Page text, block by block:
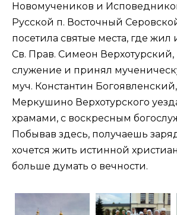
Новомучеников и
Русской п. Восточный
посетила святые места, где жил
Св. Прав. Симеон Верхотурский,
служение и принял
муч. Константин
Меркушино Верхотурского
храмами, с воскресным
Побывав здесь, получаешь
хочется жить истинной
больше думать о вечности.